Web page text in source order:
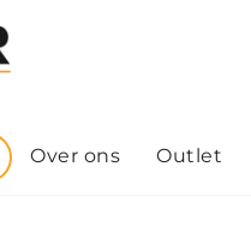
Over ons Outlet